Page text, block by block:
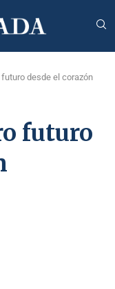
desde el corazón
futuro